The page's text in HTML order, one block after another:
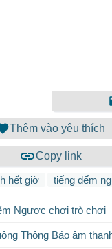
Thêm vào yêu thích
Copy link
hết giờ tiếng đếm
Ngược chơi trò chơi
Thông Báo âm